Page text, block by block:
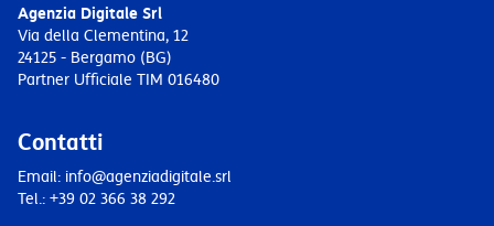
Agenzia Digitale Srl
Via della Clementina, 12
24125 - Bergamo (BG)
Partner Ufficiale TIM 016480
Contatti
Email: info@agenziadigitale.srl
Tel.: +39 02 366 38 292